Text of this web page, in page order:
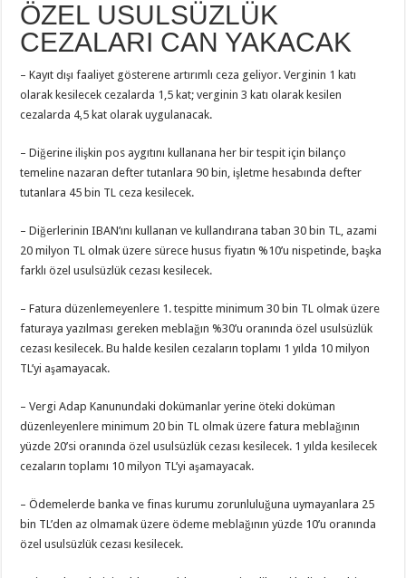
ÖZEL USULSÜZLÜK
CEZALARI CAN YAKACAK
– Kayıt dışı faaliyet gösterene artırımlı ceza geliyor. Verginin 1 katı
olarak kesilecek cezalarda 1,5 kat; verginin 3 katı olarak kesilen
cezalarda 4,5 kat olarak uygulanacak.
– Diğerine ilişkin pos aygıtını kullanana her bir tespit için bilanço
temeline nazaran defter tutanlara 90 bin, işletme hesabında defter
tutanlara 45 bin TL ceza kesilecek.
– Diğerlerinin IBAN’ını kullanan ve kullandırana taban 30 bin TL, azami
20 milyon TL olmak üzere sürece husus fiyatın %10’u nispetinde, başka
farklı özel usulsüzlük cezası kesilecek.
– Fatura düzenlemeyenlere 1. tespitte minimum 30 bin TL olmak üzere
faturaya yazılması gereken meblağın %30’u oranında özel usulsüzlük
cezası kesilecek. Bu halde kesilen cezaların toplamı 1 yılda 10 milyon
TL’yi aşamayacak.
– Vergi Adap Kanunundaki dokümanlar yerine öteki doküman
düzenleyenlere minimum 20 bin TL olmak üzere fatura meblağının
yüzde 20’si oranında özel usulsüzlük cezası kesilecek. 1 yılda kesilecek
cezaların toplamı 10 milyon TL’yi aşamayacak.
– Ödemelerde banka ve finas kurumu zorunluluğuna uymayanlara 25
bin TL’den az olmamak üzere ödeme meblağının yüzde 10’u oranında
özel usulsüzlük cezası kesilecek.